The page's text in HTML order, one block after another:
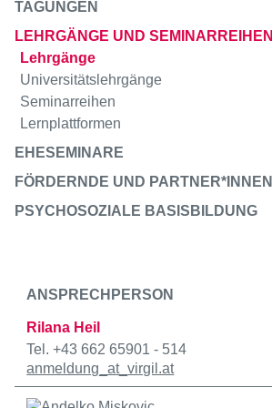
TAGUNGEN
LEHRGÄNGE UND SEMINARREIHEN
Lehrgänge
Universitätslehrgänge
Seminarreihen
Lernplattformen
EHESEMINARE
FÖRDERNDE UND PARTNER*INNEN
PSYCHOSOZIALE BASISBILDUNG
ANSPRECHPERSON
Rilana Heil
Tel. +43 662 65901 - 514
anmeldung _at_virgil.at